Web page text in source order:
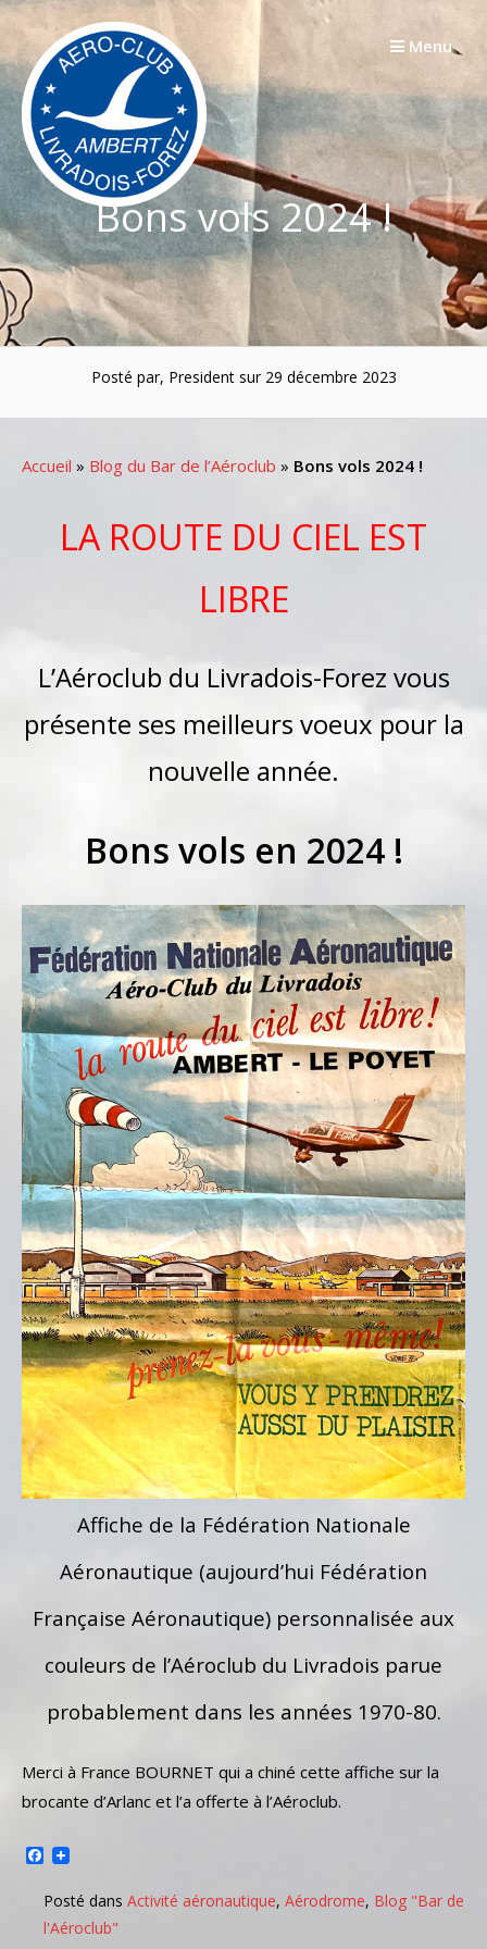
Passer
contenu
Menu
Bons vols 2024 !
Posté par, President sur 29 décembre 2023
Accueil » Blog du Bar de l’Aéroclub » Bons vols 2024 !
LA ROUTE DU CIEL EST
LIBRE
L’Aéroclub du Livradois-Forez vous
présente ses meilleurs voeux pour la
nouvelle année.
Bons vols en 2024 !
Affiche de la Fédération Nationale
Aéronautique (aujourd’hui Fédération
Française Aéronautique) personnalisée aux
couleurs de l’Aéroclub du Livradois parue
probablement dans les années 1970-80.
Merci à France BOURNET qui a chiné cette affiche sur la
brocante d’Arlanc et l’a offerte à l’Aéroclub.
Facebook
Posté dans Activité aéronautique, Aérodrome, Blog "Bar de
l'Aéroclub"